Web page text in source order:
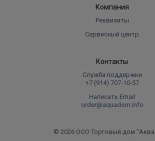
262
255
0.030465
Компания
Реквизиты
Сервисный центр
Контакты
Служба поддержки
+7 (914) 707‑10‑57
Написать Email
order@aquadom.info
© 2026 ООО Торговый дом